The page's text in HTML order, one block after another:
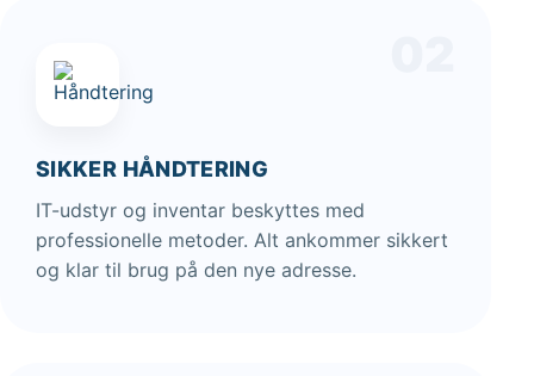
SIKKER HÅNDTERING
IT-udstyr og inventar beskyttes med
professionelle metoder. Alt ankommer sikkert
og klar til brug på den nye adresse.